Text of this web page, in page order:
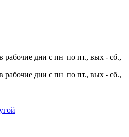
рабочие дни с пн. по пт., вых - сб.,
рабочие дни с пн. по пт., вых - сб.,